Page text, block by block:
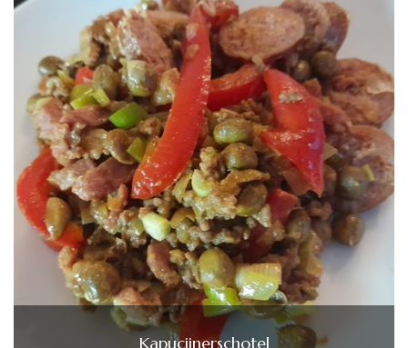
Kapucijnerschotel